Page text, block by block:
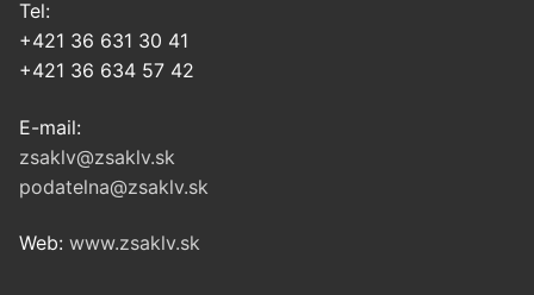
Tel:
+421 36 631 30 41
+421 36 634 57 42
E-mail:
zsaklv@zsaklv.sk
podatelna@zsaklv.sk
Web: www.zsaklv.sk